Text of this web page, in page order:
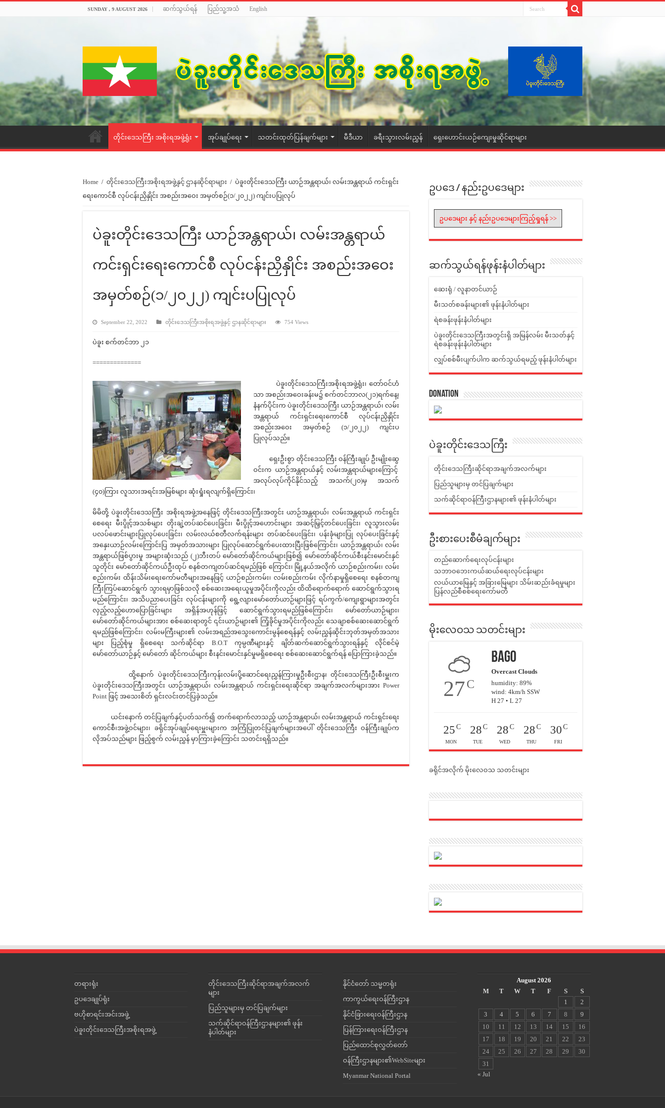
SUNDAY , 9 AUGUST 2026 ဆက်သွယ်ရန် ပြည်သူ့အသံ English
တိုင်းဒေသကြီး အစိုးရအဖွဲ့ရုံး အုပ်ချုပ်ရေး သတင်းထုတ်ပြန်ချက်များ မီဒီယာ ခရီးသွားလမ်းညွှန် ရှေးဟောင်းယဉ်ကျေးမှုဆိုင်ရာများ
Home / တိုင်းဒေသကြီးအစိုးရအဖွဲ့နှင့် ဌာနဆိုင်ရာများ / ပဲခူးတိုင်းဒေသကြီး ယာဉ်အန္တရာယ်၊ လမ်းအန္တရာယ် ကင်းရှင်း
ရေးကောင်စီ လုပ်ငန်းညှိနှိုင်း အစည်းအဝေး အမှတ်စဉ်(၁/၂၀၂၂) ကျင်းပပြုလုပ်
ပဲခူးတိုင်းဒေသကြီး ယာဉ်အန္တရာယ်၊ လမ်းအန္တရာယ်
ကင်းရှင်းရေးကောင်စီ လုပ်ငန်းညှိနှိုင်း အစည်းအဝေး
အမှတ်စဉ်(၁/၂၀၂၂) ကျင်းပပြုလုပ်
September 22, 2022 တိုင်းဒေသကြီးအစိုးရအဖွဲ့နှင့် ဌာနဆိုင်ရာများ 754 Views
ပဲခူး စက်တင်ဘာ ၂၁
==============
ပဲခူးတိုင်းဒေသကြီးအစိုးရအဖွဲ့ရုံး၊ တော်ဝင်ဟံ
သာ အစည်းအဝေးခန်းမ၌ စက်တင်ဘာလ(၂၁)ရက်နေ့၊
နံနက်ပိုင်းက ပဲခူးတိုင်းဒေသကြီး ယာဉ်အန္တရာယ်၊ လမ်း
အန္တရာယ် ကင်းရှင်းရေးကောင်စီ လုပ်ငန်းညှိနှိုင်း
အစည်းအဝေး အမှတ်စဉ် (၁/၂၀၂၂) ကျင်းပ
ပြုလုပ်သည်။
ရှေးဦးစွာ တိုင်းဒေသကြီး ဝန်ကြီးချုပ် ဦးမျိုးဆွေ
ဝင်းက ယာဉ်အန္တရာယ်နှင့် လမ်းအန္တရာယ်များကြောင့်
အလုပ်လုပ်ကိုင်နိုင်သည့် အသက်(၂၀)မှ အသက်
(၄၀)ကြား လူသားအရင်းအမြစ်များ ဆုံးရှုံးရလျက်ရှိကြောင်း၊
မိမိတို့ ပဲခူးတိုင်းဒေသကြီး အစိုးရအဖွဲ့အနေဖြင့် တိုင်းဒေသကြီးအတွင်း ယာဉ်အန္တရာယ်၊ လမ်းအန္တရာယ် ကင်းရှင်း
စေရေး မီးပွိုင့်အသစ်များ တိုးချဲ့တပ်ဆင်ပေးခြင်း၊ မီးပွိုင့်အဟောင်းများ အဆင့်မြှင့်တင်ပေးခြင်း၊ လူသွားလမ်း
ပလပ်ဖောင်းများပြုလုပ်ပေးခြင်း၊ လမ်းလယ်စတီလက်ရန်းများ တပ်ဆင်ပေးခြင်း၊ ပန်းခုံများပြု လုပ်ပေးခြင်းနှင့်
အနှေးယာဉ်လမ်းကြောင်းပြ အမှတ်အသားများ ပြုလုပ်ဆောင်ရွက်ပေးထားပြီးဖြစ်ကြောင်း၊ ယာဉ်အန္တရာယ်၊ လမ်း
အန္တရာယ်ဖြစ်ပွားမှု အများဆုံးသည် (၂)ဘီးတပ် မော်တော်ဆိုင်ကယ်များဖြစ်၍ မော်တော်ဆိုင်ကယ်စီးနင်းမောင်းနှင်
သူတိုင်း မော်တော်ဆိုင်ကယ်ဦးထုပ် စနစ်တကျတပ်ဆင်ရမည်ဖြစ် ကြောင်း၊ မြို့နယ်အလိုက် ယာဉ်စည်းကမ်း၊ လမ်း
စည်းကမ်း ထိန်းသိမ်းရေးကော်မတီများအနေဖြင့် ယာဉ်စည်းကမ်း၊ လမ်းစည်းကမ်း လိုက်နာမှုရှိစေရေး စနစ်တကျ
ကြီးကြပ်ဆောင်ရွက် သွားရမှာဖြစ်သလို စစ်ဆေးအရေးယူမှုအပိုင်းကိုလည်း ထိထိရောက်ရောက် ဆောင်ရွက်သွားရ
မည်ကြောင်း၊ အသိပညာပေးခြင်း လုပ်ငန်းများကို ရွေ့လျားမော်တော်ယာဉ်များဖြင့် ရပ်ကွက်/ကျေးရွာများအတွင်း
လှည့်လည့်ဟောပြောခြင်းများ အရှိန်အဟုန်ဖြင့် ဆောင်ရွက်သွားရမည်ဖြစ်ကြောင်း၊ မော်တော်ယာဉ်များ၊
မော်တော်ဆိုင်ကယ်များအား စစ်ဆေးရာတွင် ၎င်းယာဉ်များ၏ ကြံ့ခိုင်မှုအပိုင်းကိုလည်း သေချာစစ်ဆေးဆောင်ရွက်
ရမည်ဖြစ်ကြောင်း၊ လမ်းမကြီးများ၏ လမ်းအရည်အသွေးကောင်းမွန်စေရန်နှင့် လမ်းညွှန်ဆိုင်းဘုတ်အမှတ်အသား
များ ပြည့်စုံမှု ရှိစေရေး သက်ဆိုင်ရာ B.O.T ကုမ္ပဏီများနှင့် ချိတ်ဆက်ဆောင်ရွက်သွားရန်နှင့် လိုင်စင်မဲ့
မော်တော်ယာဉ်နှင့် မော်တော် ဆိုင်ကယ်များ စီးနင်းမောင်းနှင်မှုမရှိစေရေး စစ်ဆေးဆောင်ရွက်ရန် ပြောကြားခဲ့သည်။
ထို့နောက် ပဲခူးတိုင်းဒေသကြီးကုန်းလမ်းပို့ဆောင်ရေးညွှန်ကြားမှုဦးစီးဌာန၊ တိုင်းဒေသကြီးဦးစီးမှူးက
ပဲခူးတိုင်းဒေသကြီးအတွင်း ယာဉ်အန္တရာယ်၊ လမ်းအန္တရာယ် ကင်းရှင်းရေးဆိုင်ရာ အချက်အလက်များအား Power
Point ဖြင့် အသေးစိတ် ရှင်းလင်းတင်ပြခဲ့သည်။
ယင်းနောက် တင်ပြချက်နှင့်ပတ်သက်၍ တက်ရောက်လာသည့် ယာဉ်အန္တရာယ်၊ လမ်းအန္တရာယ် ကင်းရှင်းရေး
ကောင်စီ၊အဖွဲ့ဝင်များ၊ ခရိုင်အုပ်ချုပ်ရေးမှူးများက အကြံပြုတင်ပြချက်များအပေါ် တိုင်းဒေသကြီး ဝန်ကြီးချုပ်က
လိုအပ်သည်များ ဖြည့်စွက် လမ်းညွှန် မှာကြားခဲ့ကြောင်း သတင်းရရှိသည်။
ဥပဒေ / နည်းဥပဒေများ
ဥပဒေများ နှင့် နည်းဥပဒေများကြည့်ရှုရန် >>
ဆက်သွယ်ရန်ဖုန်းနံပါတ်များ
ဆေးရုံ / လူနာတင်ယာဉ်
မီးသတ်စခန်းများ၏ ဖုန်းနံပါတ်များ
ရဲစခန်းဖုန်းနံပါတ်များ
ပဲခူးတိုင်းဒေသကြီးအတွင်းရှိ အမြန်လမ်း မီးသတ်နှင့်
ရဲစခန်းဖုန်းနံပါတ်များ
လျှပ်စစ်မီးပျက်ပါက ဆက်သွယ်ရမည့် ဖုန်းနံပါတ်များ
Donation
ပဲခူးတိုင်းဒေသကြီး
တိုင်းဒေသကြီးဆိုင်ရာအချက်အလက်များ
ပြည်သူများမှ တင်ပြချက်များ
သက်ဆိုင်ရာဝန်ကြီးဌာနများ၏ ဖုန်းနံပါတ်များ
ဦးစားပေးစီမံချက်များ
တည်ဆောက်ရေးလုပ်ငန်းများ
သဘာဝဘေးကယ်ဆယ်ရေးလုပ်ငန်းများ
လယ်ယာမြေနှင့် အခြားမြေများ သိမ်းဆည်းခံရမှုများ
ပြန်လည်စီစစ်ရေးကော်မတီ
မိုးလေဝသ သတင်းများ
27C
Bago
Overcast Clouds
humidity: 89%
wind: 4km/h SSW
H 27 • L 27
25 C
MON
28 C
TUE
28 C
WED
28 C
THU
30 C
FRI
ခရိုင်အလိုက် မိုးလေဝသ သတင်းများ
တရားရုံး
ဥပဒေချုပ်ရုံး
ဗဟိုစာရင်းအင်းအဖွဲ့
ပဲခူးတိုင်းဒေသကြီးအစိုးရအဖွဲ့
တိုင်းဒေသကြီးဆိုင်ရာအချက်အလက်
များ
ပြည်သူများမှ တင်ပြချက်များ
သက်ဆိုင်ရာဝန်ကြီးဌာနများ၏ ဖုန်း
နံပါတ်များ
နိုင်ငံတော် သမ္မတရုံး
ကာကွယ်ရေးဝန်ကြီးဌာန
နိုင်ငံခြားရေးဝန်ကြီးဌာန
ပြန်ကြားရေးဝန်ကြီးဌာန
ပြည်ထောင်စုလွှတ်တော်
ဝန်ကြီးဌာနများ၏WebSiteများ
Myanmar National Portal
August 2026
M
T W T F S
S
1
2
3
4 5 6 7 8
9
10
11 12 13 14 15
16
17
18 19 20 21 22
23
24
25 26 27 28 29
30
31
« Jul